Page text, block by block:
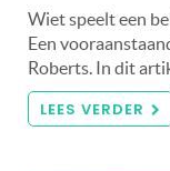
Wiet speelt een
Een
Roberts. In dit
LEES VERDER